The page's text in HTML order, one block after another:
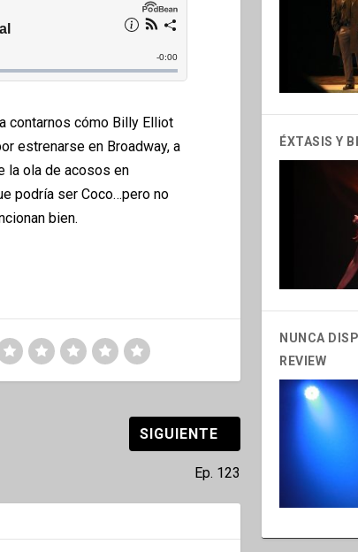
contarnos cómo Billy Elliot
estrenarse en Broadway, a
la ola de acosos en
podría ser Coco…pero no
bien.
SIGUIENTE
Ep. 123
ÉXTASIS Y
NUNCA
REVIEW